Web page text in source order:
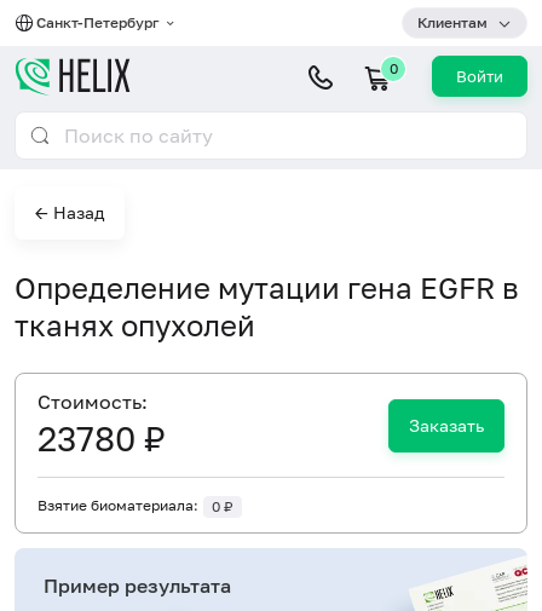
Санкт-Петербург Клиентам
0 Войти
← Назад
Определение мутации гена EGFR в
тканях опухолей
Cтоимость:
23780 ₽ Заказать
Взятие биоматериала: 0 ₽
Пример результата